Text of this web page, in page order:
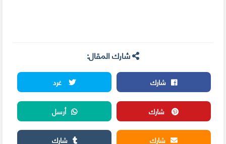
شارك المقال:
شارك
غرد
شارك
أرسل
شارك
شارك